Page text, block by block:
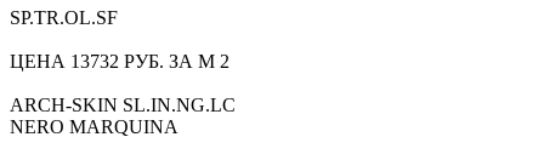
SP.TR.OL.SF
ЦЕНА 13732 РУБ. ЗА М 2
ARCH-SKIN SL.IN.NG.LC
NERO MARQUINA